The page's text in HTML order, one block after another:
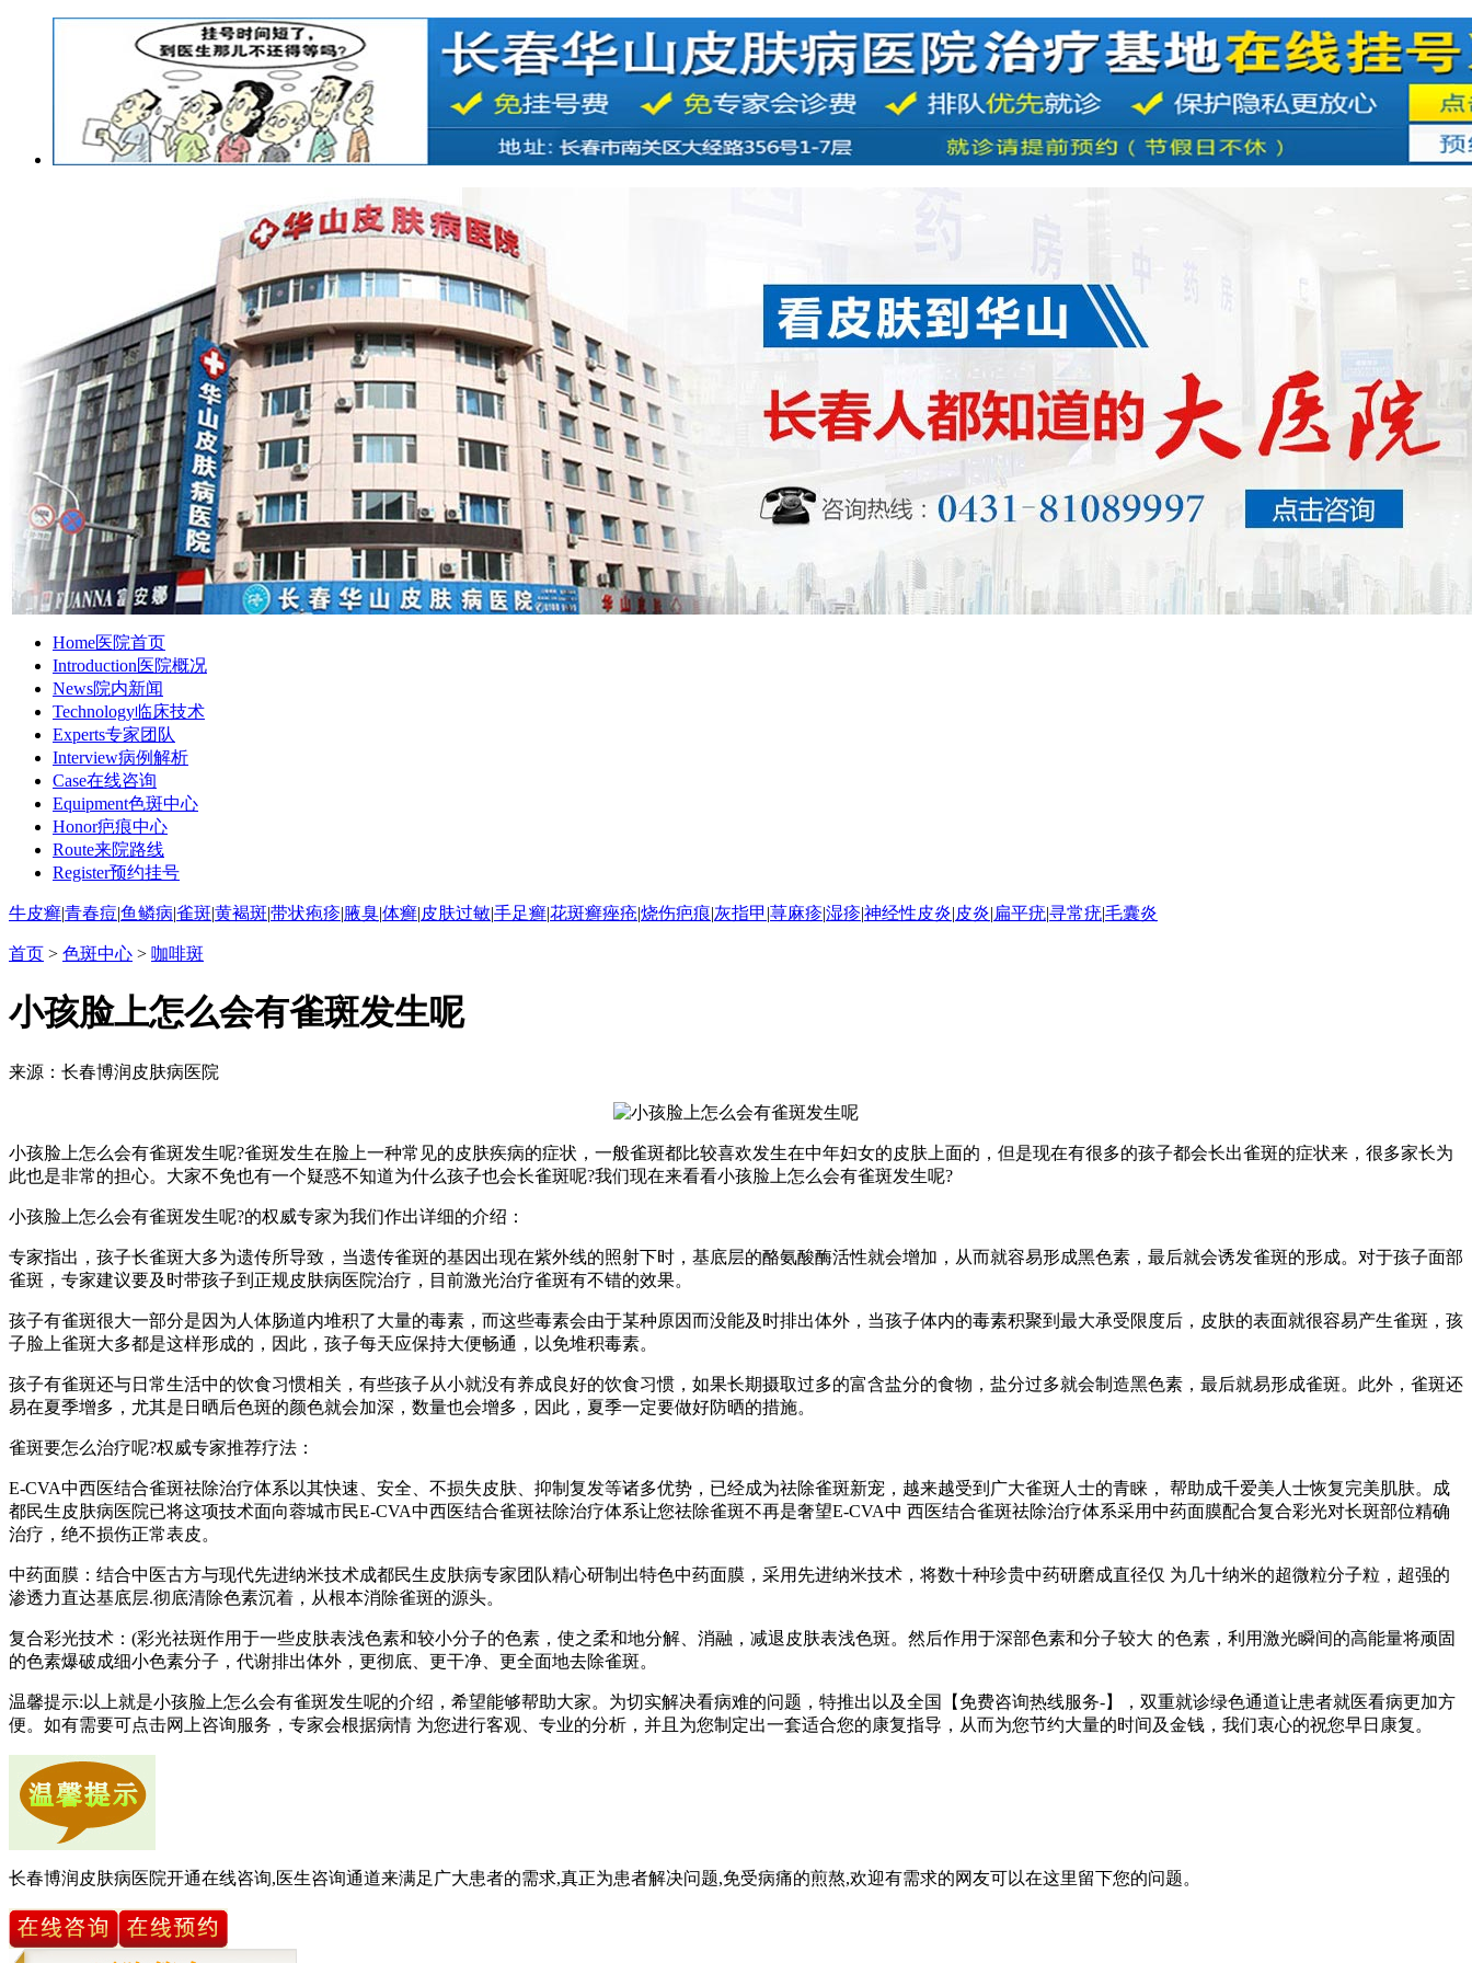
Home医院首页
Introduction医院概况
News院内新闻
Technology临床技术
Experts专家团队
Interview病例解析
Case在线咨询
Equipment色斑中心
Honor疤痕中心
Route来院路线
Register预约挂号
牛皮癣|青春痘|鱼鳞病|雀斑|黄褐斑|带状疱疹|腋臭|体癣|皮肤过敏|手足癣|花斑癣痤疮|烧伤疤痕|灰指甲 |荨麻疹|湿疹|神经性皮炎|皮炎|扁平疣|寻常疣|毛囊炎
首页 > 色斑中心 > 咖啡斑
小孩脸上怎么会有雀斑发生呢
来源：长春博润皮肤病医院
小孩脸上怎么会有雀斑发生呢?雀斑发生在脸上一种常见的皮肤疾病的症状，一般雀斑都比较喜欢发生在中年妇女的皮肤上面的，但是现在有很多的孩子都会长出雀斑的症状来，很多家长为
此也是非常的担心。大家不免也有一个疑惑不知道为什么孩子也会长雀斑呢?我们现在来看看小孩脸上怎么会有雀斑发生呢?
小孩脸上怎么会有雀斑发生呢?的权威专家为我们作出详细的介绍：
专家指出，孩子长雀斑大多为遗传所导致，当遗传雀斑的基因出现在紫外线的照射下时，基底层的酪氨酸酶活性就会增加，从而就容易形成黑色素，最后就会诱发雀斑的形成。对于孩子面部
雀斑，专家建议要及时带孩子到正规皮肤病医院治疗，目前激光治疗雀斑有不错的效果。
孩子有雀斑很大一部分是因为人体肠道内堆积了大量的毒素，而这些毒素会由于某种原因而没能及时排出体外，当孩子体内的毒素积聚到最大承受限度后，皮肤的表面就很容易产生雀斑，孩
子脸上雀斑大多都是这样形成的，因此，孩子每天应保持大便畅通，以免堆积毒素。
孩子有雀斑还与日常生活中的饮食习惯相关，有些孩子从小就没有养成良好的饮食习惯，如果长期摄取过多的富含盐分的食物，盐分过多就会制造黑色素，最后就易形成雀斑。此外，雀斑还
易在夏季增多，尤其是日晒后色斑的颜色就会加深，数量也会增多，因此，夏季一定要做好防晒的措施。
雀斑要怎么治疗呢?权威专家推荐疗法：
E-CVA中西医结合雀斑祛除治疗体系以其快速、安全、不损失皮肤、抑制复发等诸多优势，已经成为祛除雀斑新宠，越来越受到广大雀斑人士的青睐， 帮助成千爱美人士恢复完美肌肤。成
都民生皮肤病医院已将这项技术面向蓉城市民E-CVA中西医结合雀斑祛除治疗体系让您祛除雀斑不再是奢望E-CVA中 西医结合雀斑祛除治疗体系采用中药面膜配合复合彩光对长斑部位精确
治疗，绝不损伤正常表皮。
中药面膜：结合中医古方与现代先进纳米技术成都民生皮肤病专家团队精心研制出特色中药面膜，采用先进纳米技术，将数十种珍贵中药研磨成直径仅 为几十纳米的超微粒分子粒，超强的
渗透力直达基底层.彻底清除色素沉着，从根本消除雀斑的源头。
复合彩光技术：(彩光祛斑作用于一些皮肤表浅色素和较小分子的色素，使之柔和地分解、消融，减退皮肤表浅色斑。然后作用于深部色素和分子较大 的色素，利用激光瞬间的高能量将顽固
的色素爆破成细小色素分子，代谢排出体外，更彻底、更干净、更全面地去除雀斑。
温馨提示:以上就是小孩脸上怎么会有雀斑发生呢的介绍，希望能够帮助大家。为切实解决看病难的问题，特推出以及全国【免费咨询热线服务-】，双重就诊绿色通道让患者就医看病更加方
便。如有需要可点击网上咨询服务，专家会根据病情 为您进行客观、专业的分析，并且为您制定出一套适合您的康复指导，从而为您节约大量的时间及金钱，我们衷心的祝您早日康复。
长春博润皮肤病医院开通在线咨询,医生咨询通道来满足广大患者的需求,真正为患者解决问题,免受病痛的煎熬,欢迎有需求的网友可以在这里留下您的问题。